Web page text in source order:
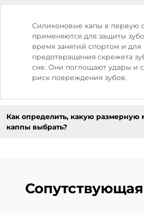
Силиконовые капы в первую
применяются для защиты
время занятий спортом и для
предотвращения скрежета
сне. Они поглощают удары и
риск повреждения зубов.
Как определить, какую размерную
каппы выбрать?
Сопутствующая